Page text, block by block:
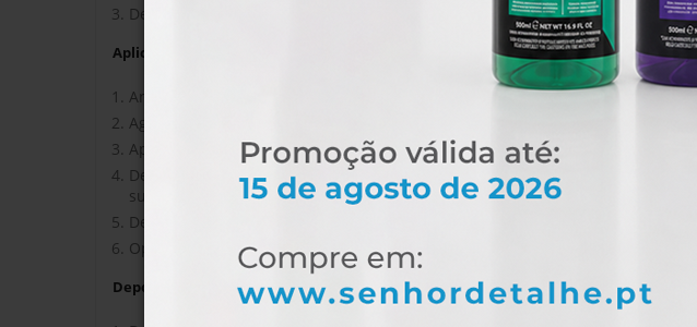
Defeitos na pintura e arranhões devem ser polidos, utilizando, por exemplo,
Aplicação:
Antes de aplicar o revestimento cerâmico, desengordure completamente a
Agite bem a garrafa e aplique 6 a 8 gotas num toalhete seco que cubra o
Aplique em movimento entrecruzado numa superfície não superior a
Deixe o revestimento atuar entre 1 a 2 minutos, numa temperature
superior irá reduzir o tempo de secagem, uma temperatura inferior irá
Depois de terminar a primeira demão, espere pelo menos 1 hora e aplique
Opcionalmente, depois de terminar a última camada, pode ser aplicado o
Depois de utilizar: